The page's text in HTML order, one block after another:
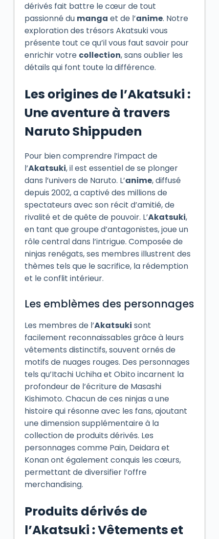
dérivés fait battre le cœur de tout
passionné du manga et de l’anime. Notre
exploration des trésors Akatsuki vous
présente tout ce qu’il vous faut savoir pour
enrichir votre collection, sans oublier les
détails qui font toute la différence.
Les origines de l’Akatsuki :
Une aventure à travers
Naruto Shippuden
Pour bien comprendre l’impact de
l’Akatsuki, il est essentiel de se plonger
dans l’univers de Naruto. L’anime, diffusé
depuis 2002, a captivé des millions de
spectateurs avec son récit d’amitié, de
rivalité et de quête de pouvoir. L’Akatsuki,
en tant que groupe d’antagonistes, joue un
rôle central dans l’intrigue. Composée de
ninjas renégats, ses membres illustrent des
thèmes tels que le sacrifice, la rédemption
et le conflit intérieur.
Les emblèmes des personnages
Les membres de l’Akatsuki sont
facilement reconnaissables grâce à leurs
vêtements distinctifs, souvent ornés de
motifs de nuages rouges. Des personnages
tels qu’Itachi Uchiha et Obito incarnent la
profondeur de l’écriture de Masashi
Kishimoto. Chacun de ces ninjas a une
histoire qui résonne avec les fans, ajoutant
une dimension supplémentaire à la
collection de produits dérivés. Les
personnages comme Pain, Deidara et
Konan ont également conquis les cœurs,
permettant de diversifier l’offre
merchandising.
Produits dérivés de
l’Akatsuki : Vêtements et